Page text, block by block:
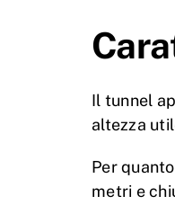
Il tunnel
altezza
Per
metri e